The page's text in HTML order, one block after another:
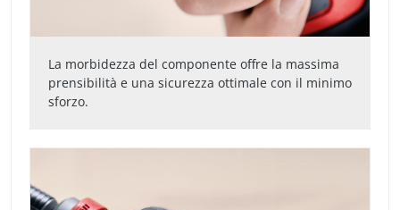
La morbidezza del componente offre la massima
prensibilità e una sicurezza ottimale con il minimo
sforzo.